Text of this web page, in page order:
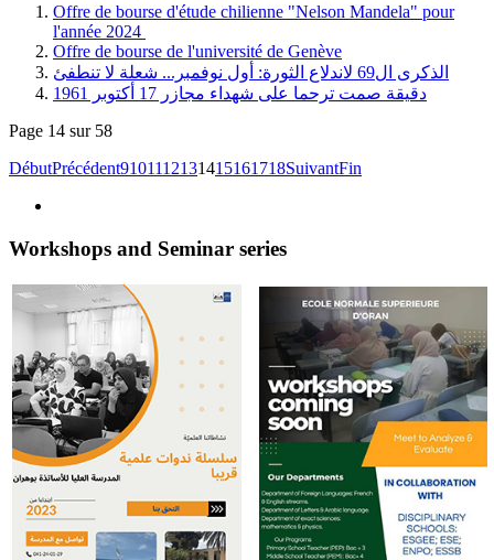
Offre de bourse d'étude chilienne "Nelson Mandela" pour
l'année 2024
Offre de bourse de l'université de Genève
الذكرى ال69 لاندلاع الثورة: أول نوفمبر... شعلة لا تنطفئ
دقيقة صمت ترحما على شهداء مجازر 17 أكتوبر 1961
Page 14 sur 58
DébutPrécédent9101112131415161718SuivantFin
Workshops and Seminar series